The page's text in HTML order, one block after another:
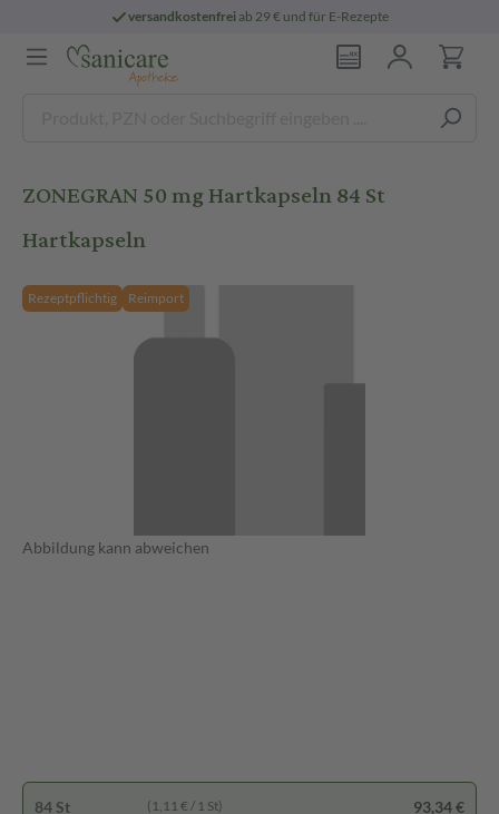
versandkostenfreiab 29 € und für E-Rezepte
ZONEGRAN 50 mg Hartkapseln 84 St
Hartkapseln
Rezeptpflichtig Reimport
Abbildung kann abweichen
84 St (1,11 € / 1 St) 93,34 €